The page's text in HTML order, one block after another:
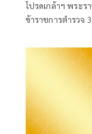
โปรดเกล้าฯ พระ
ข้าราชการตำรวจ